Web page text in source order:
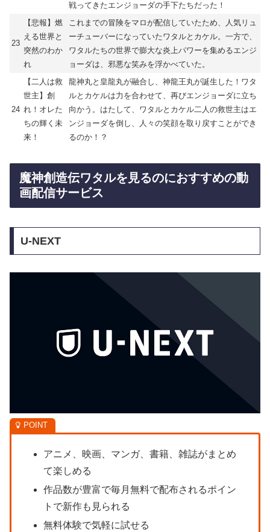
戦ってきたエンジョーダの手下たちだった！
23
【悲報】燃
える世界と
突然のわか
れ
これまでの冒険をマロが配信していたため、人気リュ
ーチューバーになっていたワタルとカケル。一方で、
ワタルたちの世界で膨大な炎上パワーを集めるエンジ
ョーダは、邪悪な笑みを浮かべていた。
24
【二人は救
世主】創
れ！オレた
ちの輝く未
来！
龍神丸と皇龍丸が融合し、神龍王丸が誕生した！ワタ
ルとカケルは力を合わせて、再びエンジョーダに立ち
向かう。はたして、ワタルとカケル二人の救世主はエ
ンジョーダを倒し、人々の笑顔を取り戻すことができ
るのか！？
魔神創造伝ワタルを見るのにおすすめの動
画配信サービス
U-NEXT
アニメ、映画、マンガ、書籍、雑誌がまとめ
て楽しめる
作品数が豊富で毎月無料で配布されるポイン
トで新作も見られる
無料体験で気軽に試せる